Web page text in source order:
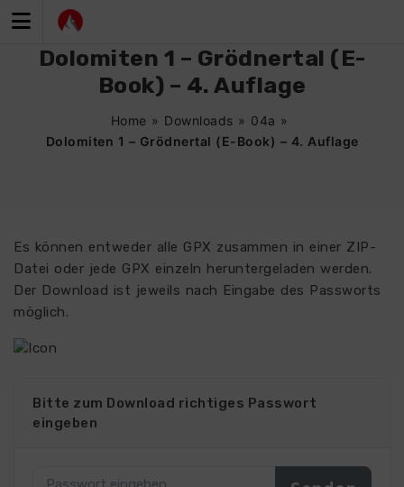
Inhalt
Dolomiten 1 – Grödnertal (E-
Book) – 4. Auflage
Home » Downloads » 04a »
Dolomiten 1 – Grödnertal (E-Book) – 4. Auflage
Es können entweder alle GPX zusammen in einer ZIP-
Datei oder jede GPX einzeln heruntergeladen werden.
Der Download ist jeweils nach Eingabe des Passworts
möglich.
Bitte zum Download richtiges Passwort
eingeben